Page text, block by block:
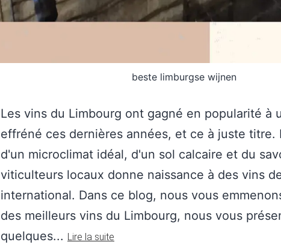
beste limburgse wijnen
Les vins du Limbourg ont gagné en popularité à
effréné ces dernières années, et ce à juste titre.
d'un microclimat idéal, d'un sol calcaire et du
viticulteurs locaux donne naissance à des vins
international. Dans ce blog, nous vous
des meilleurs vins du Limbourg, nous vous
quelques... Lire la suite